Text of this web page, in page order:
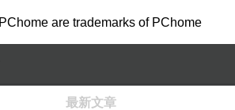
把它定位為新台灣味的餐廳，
，做出最能代表台灣的味道，
到。
are trademarks of PChome
最新文章